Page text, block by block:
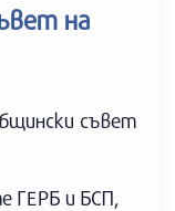
на
съвет
ГЕРБ и БСП,